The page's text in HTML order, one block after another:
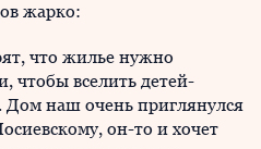
жарко:
что жилье нужно
чтобы вселить детей-
Дом наш очень приглянулся
он-то и хочет